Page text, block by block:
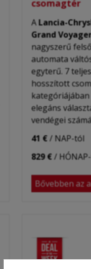
csomagtér
ALancia-
Grand
nagyszerű
automata
egyterű. 7
hosszított
elegáns
vendégei
41 €/ NAP-tól
829 €/
Bővebben az